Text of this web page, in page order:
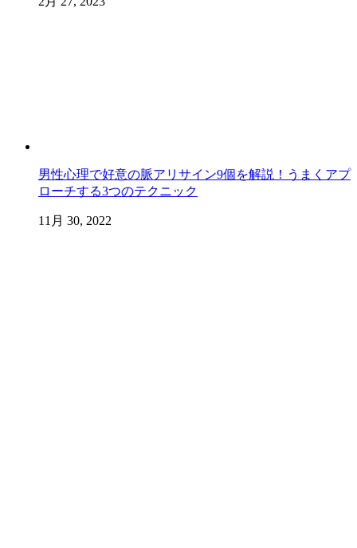
男性心理で好意の脈アリサイン9個を解説！うまくアプ
ローチする3つのテクニック
11月 30, 2022